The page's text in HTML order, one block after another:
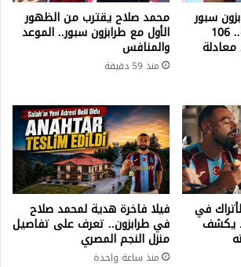
سبور
تحت الأضواء العالمية.. 106
معادلة
محمد صلاح يقترب من الظهور
الأول مع طرابزون سبور.. الموعد
والمنافس
منذ 59 دقيقة
في
يكشف
فيلا فاخرة هدية لمحمد صلاح
في طرابزون.. تعرف على تفاصيل
منزل النجم المصري
منذ ساعة واحدة